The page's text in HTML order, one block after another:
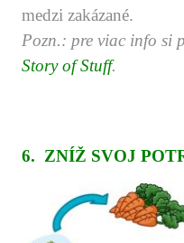
medzi zakázané.
Pozn.: pre viac info si
Story of Stuff.
6. ZNÍŽ SVOJ